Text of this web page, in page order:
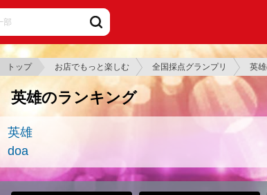
トップ お店でもっと楽しむ 全国採点グランプリ 英
英雄のランキング
英雄
doa